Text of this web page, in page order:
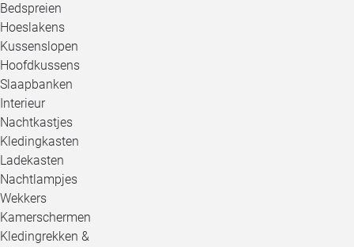
Bedspreien
Hoeslakens
Kussenslopen
Hoofdkussens
Slaapbanken
Interieur
Nachtkastjes
Kledingkasten
Ladekasten
Nachtlampjes
Wekkers
Kamerschermen
Kledingrekken &